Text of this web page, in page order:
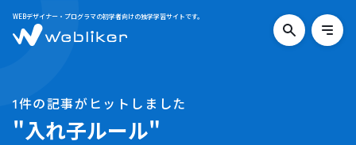
WEBデザイナー・プログラマの初学者向けの独学学習サイトです。
検
索
メ
1件の記事がヒットしました
"入れ子ルール"